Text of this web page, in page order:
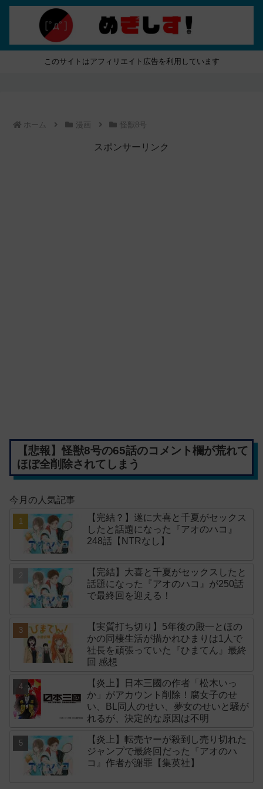
このサイトはアフィリエイト広告を利用しています
ホーム 漫画 怪獣8号
スポンサーリンク
【悲報】怪獣8号の65話のコメント欄が荒れて
ほぼ全削除されてしまう
今月の人気記事
【完結？】遂に大喜と千夏がセックス
したと話題になった『アオのハコ』
248話【NTRなし】
【完結】大喜と千夏がセックスしたと
話題になった『アオのハコ』が250話
で最終回を迎える！
【実質打ち切り】5年後の殿一とほの
かの同棲生活が描かれひまりは1人で
社長を頑張っていた『ひまてん』最終
回 感想
【炎上】日本三國の作者「松木いっ
か」がアカウント削除！腐女子のせ
い、BL同人のせい、夢女のせいと騒が
れるが、決定的な原因は不明
【炎上】転売ヤーが殺到し売り切れた
ジャンプで最終回だった『アオのハ
コ』作者が謝罪【集英社】